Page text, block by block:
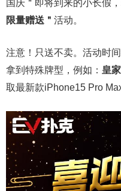
国庆＂即将到来的小长假
限量赠送＂ 活动。
注意！只送不卖。活动时间
拿到特殊牌型，例如： 皇
取最新款iPhone15 Pro